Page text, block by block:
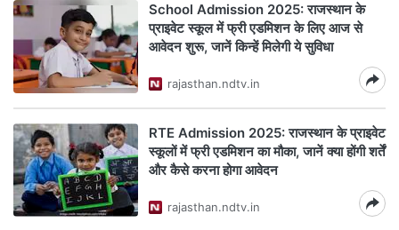
School Admission 2025: राजस्‍थान के
प्राइवेट स्‍कूल में फ्री एडम‍िशन के ल‍िए आज से
आवेदन शुरू, जानें क‍िन्हें म‍िलेगी ये सुव‍िधा
rajasthan.ndtv.in
RTE Admission 2025: राजस्थान के प्राइवेट
स्कूलों में फ्री एडमिशन का मौका, जानें क्या होंगी शर्तें
और कैसे करना होगा आवेदन
rajasthan.ndtv.in